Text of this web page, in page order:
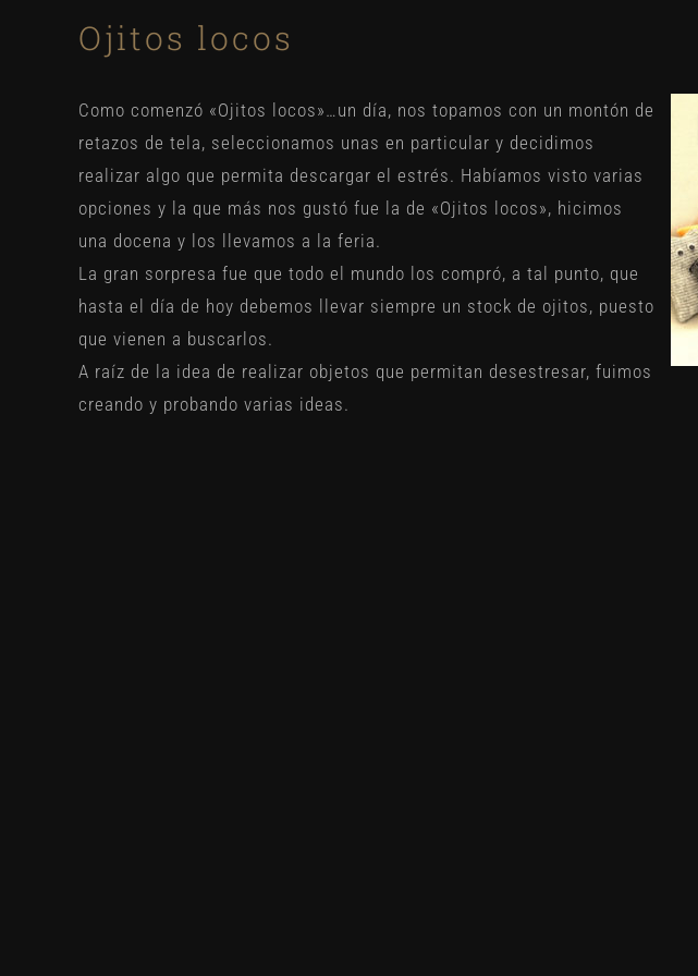
Ojitos locos
Como comenzó «Ojitos locos»…un día, nos topamos con un montón de
retazos de tela, seleccionamos unas en particular y decidimos
realizar algo que permita descargar el estrés. Habíamos visto varias
opciones y la que más nos gustó fue la de «Ojitos locos», hicimos
una docena y los llevamos a la feria.
La gran sorpresa fue que todo el mundo los compró, a tal punto, que
hasta el día de hoy debemos llevar siempre un stock de ojitos, puesto
que vienen a buscarlos.
A raíz de la idea de realizar objetos que permitan desestresar, fuimos
creando y probando varias ideas.